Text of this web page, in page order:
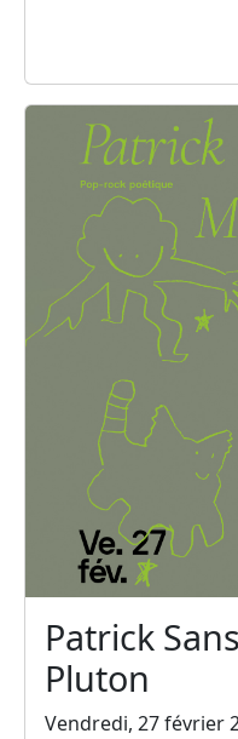
Patrick
Pluton
Vendredi, 27 février